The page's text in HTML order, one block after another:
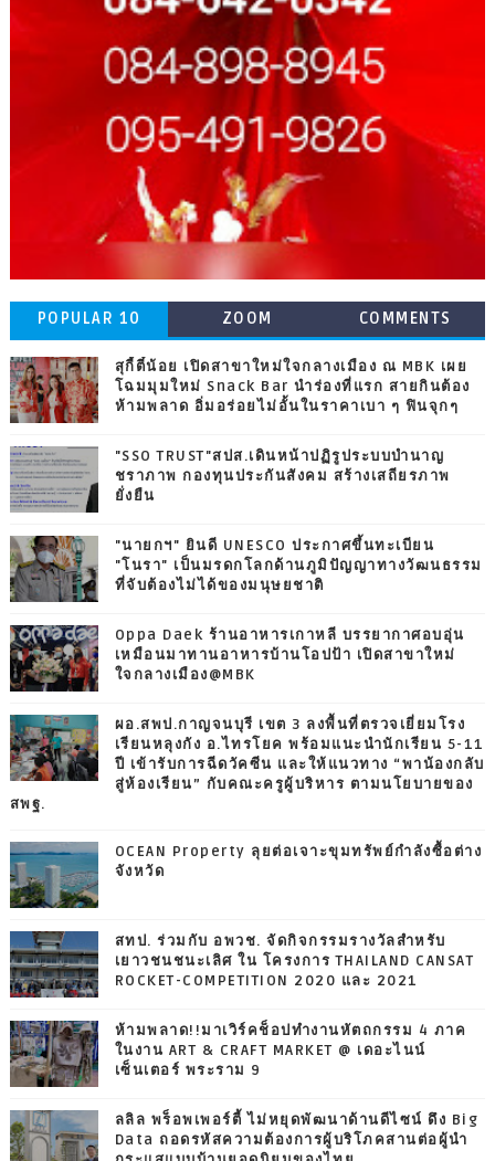
POPULAR 10 ZOOM COMMENTS
สุกี้ตี๋น้อย เปิดสาขาใหม่ใจกลางเมือง ณ MBK เผย
โฉมมุมใหม่ Snack Bar นำร่องที่แรก สายกินต้อง
ห้ามพลาด อิ่มอร่อยไม่อั้นในราคาเบา ๆ ฟินจุกๆ
"SSO TRUST"สปส.เดินหน้าปฏิรูประบบบำนาญ
ชราภาพ กองทุนประกันสังคม สร้างเสถียรภาพ
ยั่งยืน
"นายกฯ" ยินดี UNESCO ประกาศขึ้นทะเบียน
"โนรา" เป็นมรดกโลกด้านภูมิปัญญาทางวัฒนธรรม
ที่จับต้องไม่ได้ของมนุษยชาติ
Oppa Daek ร้านอาหารเกาหลี บรรยากาศอบอุ่น
เหมือนมาทานอาหารบ้านโอปป้า เปิดสาขาใหม่
ใจกลางเมือง@MBK
ผอ.สพป.กาญจนบุรี เขต 3 ลงพื้นที่ตรวจเยี่ยมโรง
เรียนหลุงกัง อ.ไทรโยค พร้อมแนะนำนักเรียน 5-11
ปี เข้ารับการฉีดวัคซีน และให้แนวทาง “พาน้องกลับ
สู่ห้องเรียน” กับคณะครูผู้บริหาร ตามนโยบายของ
สพฐ.
OCEAN Property ลุยต่อเจาะขุมทรัพย์กำลังซื้อต่าง
จังหวัด
สทป. ร่วมกับ อพวช. จัดกิจกรรมรางวัลสำหรับ
เยาวชนชนะเลิศ ใน โครงการ THAILAND CANSAT
ROCKET-COMPETITION 2020 และ 2021
ห้ามพลาด!!มาเวิร์คช็อปทำงานหัตถกรรม 4 ภาค
ในงาน ART & CRAFT MARKET @ เดอะไนน์
เซ็นเตอร์ พระราม 9
ลลิล พร็อพเพอร์ตี้ ไม่หยุดพัฒนาด้านดีไซน์ ดึง Big
Data ถอดรหัสความต้องการผู้บริโภคสานต่อผู้นำ